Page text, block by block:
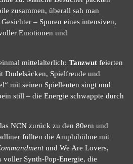
zusammen, überall sah man
– Spuren eines intensiven,
Emotionen und
mittelalterlich: Tanzwut feierten
Dudelsäcken, Spielfreude und
mit seinen Spielleuten singt und
still – die Energie schwappte durch
NCN zurück zu den 80ern und
füllten die Amphibühne mit
und We Are Lovers,
voller Synth-Pop-Energie, die